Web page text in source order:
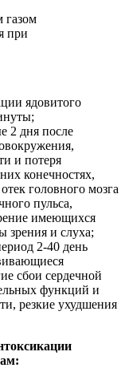
при
ядовитого
2 дня после
и потеря
конечностях,
головного мозга
пульса,
имеющихся
зрения и слуха;
2-40 день
сбои сердечной
функций и
резкие ухудшения